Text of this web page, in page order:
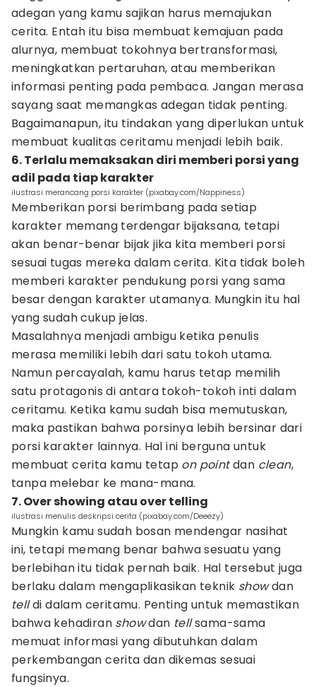
adegan yang kamu sajikan harus memajukan
cerita. Entah itu bisa membuat kemajuan pada
alurnya, membuat tokohnya bertransformasi,
meningkatkan pertaruhan, atau memberikan
informasi penting pada pembaca. Jangan merasa
sayang saat memangkas adegan tidak penting.
Bagaimanapun, itu tindakan yang diperlukan untuk
membuat kualitas ceritamu menjadi lebih baik.
6. Terlalu memaksakan diri memberi porsi yang
adil pada tiap karakter
ilustrasi merancang porsi karakter (pixabay.com/Nappiness)
Memberikan porsi berimbang pada setiap
karakter memang terdengar bijaksana, tetapi
akan benar-benar bijak jika kita memberi porsi
sesuai tugas mereka dalam cerita. Kita tidak boleh
memberi karakter pendukung porsi yang sama
besar dengan karakter utamanya. Mungkin itu hal
yang sudah cukup jelas.
Masalahnya menjadi ambigu ketika penulis
merasa memiliki lebih dari satu tokoh utama.
Namun percayalah, kamu harus tetap memilih
satu protagonis di antara tokoh-tokoh inti dalam
ceritamu. Ketika kamu sudah bisa memutuskan,
maka pastikan bahwa porsinya lebih bersinar dari
porsi karakter lainnya. Hal ini berguna untuk
membuat cerita kamu tetap on pointdan clean,
tanpa melebar ke mana-mana.
7. Over showing atau over telling
ilustrasi menulis deskripsi cerita (pixabay.com/Deeezy)
Mungkin kamu sudah bosan mendengar nasihat
ini, tetapi memang benar bahwa sesuatu yang
berlebihan itu tidak pernah baik. Hal tersebut juga
berlaku dalam mengaplikasikan teknik showdan
telldi dalam ceritamu. Penting untuk memastikan
bahwa kehadiran showdan tellsama-sama
memuat informasi yang dibutuhkan dalam
perkembangan cerita dan dikemas sesuai
fungsinya.